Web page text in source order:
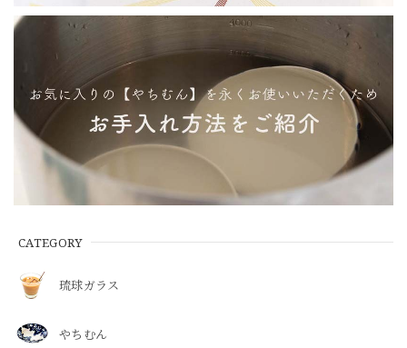
CATEGORY
琉球ガラス
やちむん